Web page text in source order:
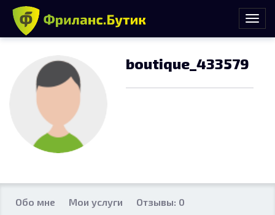
boutique_433579
Обо мне Мои услуги
Отзывы: 0